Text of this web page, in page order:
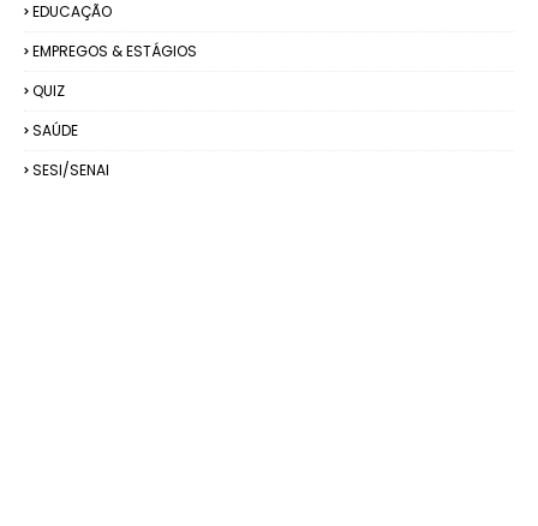
EDUCAÇÃO
EMPREGOS & ESTÁGIOS
QUIZ
SAÚDE
SESI/SENAI